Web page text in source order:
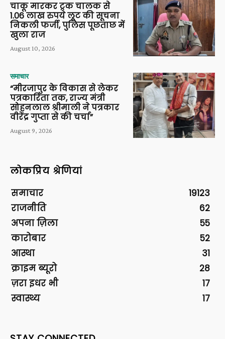
चाकू मारकर ट्रक चालक से
1.06 लाख रुपये लूट की सूचना
निकली फर्जी, पुलिस पूछताछ में
खुला राज
August 10, 2026
समाचार
“मीरजापुर के विकास से लेकर
पत्रकारिता तक, राज्य मंत्री
सोहनलाल श्रीमाली ने पत्रकार
वीरेंद्र गुप्ता से की चर्चा”
August 9, 2026
लोकप्रिय श्रेणियां
समाचार
19123
राजनीति
62
अपना ज़िला
55
कारोबार
52
आस्था
31
क्राइम ब्यूरो
28
ज़रा इधर भी
17
स्वास्थ्य
17